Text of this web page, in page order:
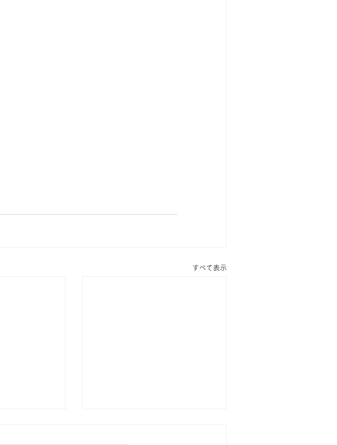
すべて表示